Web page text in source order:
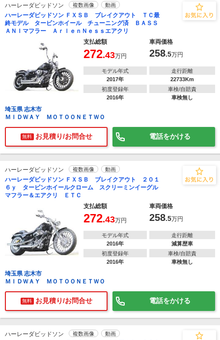
ハーレーダビッドソン 複数画像 動画
ハーレーダビッドソン ＦＸＳＢ ブレイクアウト ＴＣ最
終モデル タービンホイール チューニング済 ＢＡＳＳ
ＡＮＩマフラー ＡｒｌｅｎＮｅｓｓエアクリ
支払総額
車両価格
272.43万円 258.5万円
モデル年式
2017年
走行距離
22733Km
初度登録年
2016年
車検/自賠責
車検無し
埼玉県 志木市
ＭＩＤＷＡＹ ＭＯＴＯＯＮＥＴＷＯ
無料 お見積り/お問合せ 電話をかける
ハーレーダビッドソン 複数画像 動画
ハーレーダビッドソン ＦＸＳＢ ブレイクアウト ２０１
６ｙ タービンホイールクローム スクリーミンイーグル
マフラー＆エアクリ ＥＴＣ
支払総額
車両価格
272.43万円 258.5万円
モデル年式
2016年
走行距離
減算歴車
初度登録年
2016年
車検/自賠責
車検無し
埼玉県 志木市
ＭＩＤＷＡＹ ＭＯＴＯＯＮＥＴＷＯ
無料 お見積り/お問合せ 電話をかける
ハーレーダビッドソン 複数画像 動画